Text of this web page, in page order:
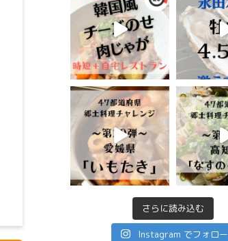
さらに読み込む
Instagram でフォロー